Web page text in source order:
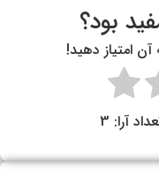
بود؟
امتیاز دهید!
3